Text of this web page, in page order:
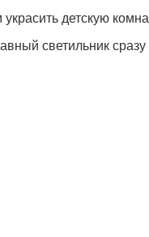
детскую
светильник